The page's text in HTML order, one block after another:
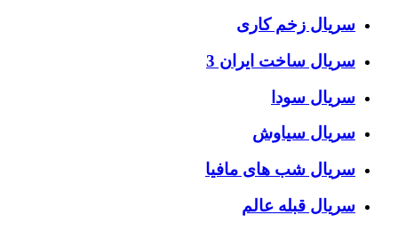
سریال زخم کاری
سریال ساخت ایران 3
سریال سودا
سریال سیاوش
سریال شب های مافیا
سریال قبله عالم